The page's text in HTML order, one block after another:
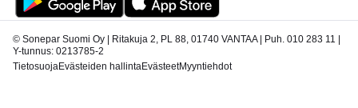
© Sonepar Suomi Oy | Ritakuja 2, PL 88, 01740 VANTAA | Puh. 010 283 11 |
Y-tunnus: 0213785-2
TietosuojaEvästeiden hallintaEvästeetMyyntiehdot